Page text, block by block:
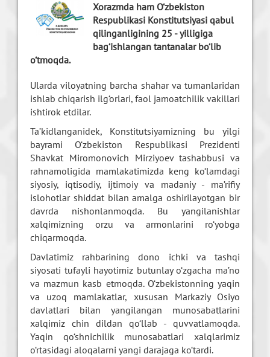
Xorazmda ham O‘zbekiston
Respublikasi Konstitutsiyasi qabul
qilinganligining 25 - yilligiga
bag‘ishlangan tantanalar bo‘lib
o‘tmoqda.
Ularda viloyatning barcha shahar va tumanlaridan
ishlab chiqarish ilg‘orlari, faol jamoatchilik vakillari
ishtirok etdilar.
Ta’kidlanganidek, Konstitutsiyamizning bu yilgi
bayrami O‘zbekiston Respublikasi Prezidenti
Shavkat Miromonovich Mirziyoev tashabbusi va
rahnamoligida mamlakatimizda keng ko‘lamdagi
siyosiy, iqtisodiy, ijtimoiy va madaniy - ma’rifiy
islohotlar shiddat bilan amalga oshirilayotgan bir
davrda nishonlanmoqda. Bu yangilanishlar
xalqimizning orzu va armonlarini ro‘yobga
chiqarmoqda.
Davlatimiz rahbarining dono ichki va tashqi
siyosati tufayli hayotimiz butunlay o‘zgacha ma’no
va mazmun kasb etmoqda. O‘zbekistonning yaqin
va uzoq mamlakatlar, xususan Markaziy Osiyo
davlatlari bilan yangilangan munosabatlarini
xalqimiz chin dildan qo‘llab - quvvatlamoqda.
Yaqin qo‘shnichilik munosabatlari xalqlarimiz
o‘rtasidagi aloqalarni yangi darajaga ko‘tardi.